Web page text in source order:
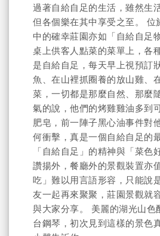
過著自給自足的生活，雖然生
但各個樂在其中享受之至。 位
中的確幸莊園亦如「自給自足
桌上供客人點菜的菜單上，各
是自給自足，每天早上視預訂
魚、在山裡抓圈養的放山雞、
菜，一切都是那麼自然、那麼
氣的說，他們的烤雞雞油多到
肥皂，前一陣子黑心油事件對
何衝擊，真是一個自給自足的
「自給自足」的精神與「菜色
讚揚外，餐廳外的景觀裝置亦
吃」難以用言語形容，只能說
友一起再來聚聚，莊園景觀就
與大家分享。 美麗的湖光山色
台鋼琴，初次見到這樣的景色